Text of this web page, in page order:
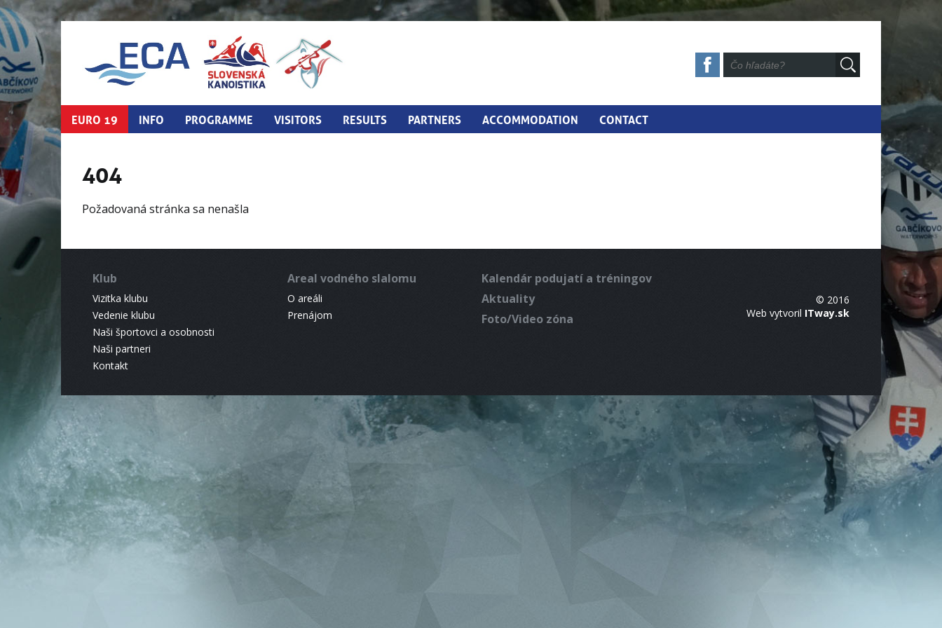
EURO 19 INFO PROGRAMME VISITORS RESULTS PARTNERS ACCOMMODATION CONTACT
404
Požadovaná stránka sa nenašla
Klub
Vizitka klubu
Vedenie klubu
Naši športovci a osobnosti
Naši partneri
Kontakt
Areal vodného slalomu
O areáli
Prenájom
Kalendár podujatí a tréningov
Aktuality
Foto/Video zóna
© 2016
Web vytvoril ITway.sk